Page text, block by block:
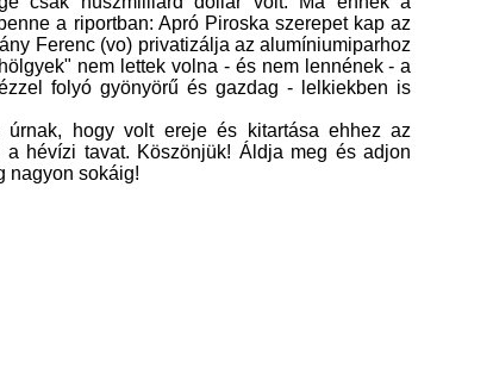
a riportban: Apró Piroska szerepet kap az
Ferenc (vo) privatizálja az alumíniumiparhoz
nem lettek volna - és nem lennének - a
folyó gyönyörű és gazdag - lelkiekben is
hogy volt ereje és kitartása ehhez az
hévízi tavat. Köszönjük! Áldja meg és adjon
nagyon sokáig!